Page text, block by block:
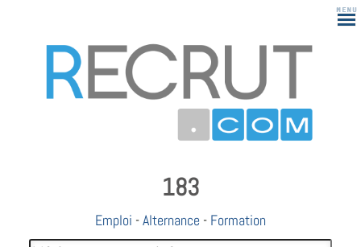
183
Emploi -Alternance - Formation